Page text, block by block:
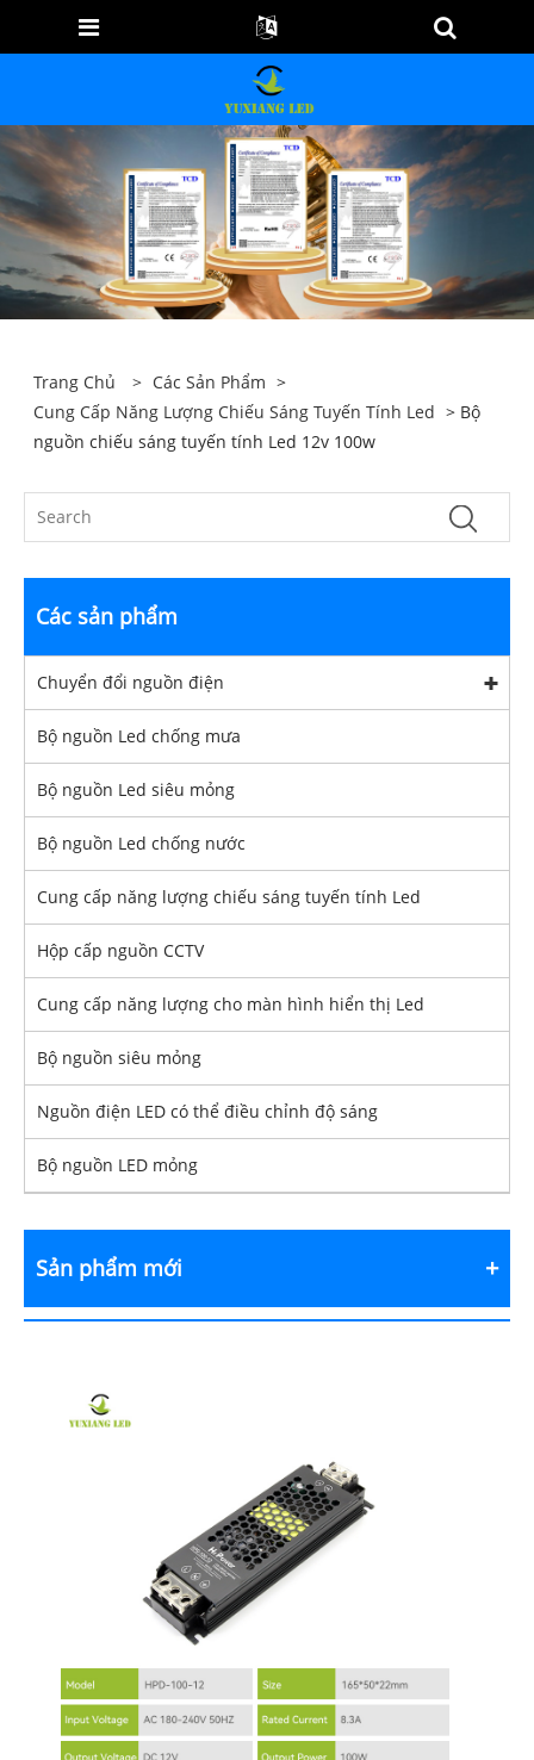
Trang Chủ > Các Sản Phẩm >
Cung Cấp Năng Lượng Chiếu Sáng Tuyến Tính Led > Bộ
nguồn chiếu sáng tuyến tính Led 12v 100w
Các sản phẩm
Chuyển đổi nguồn điện
Bộ nguồn Led chống mưa
Bộ nguồn Led siêu mỏng
Bộ nguồn Led chống nước
Cung cấp năng lượng chiếu sáng tuyến tính Led
Hộp cấp nguồn CCTV
Cung cấp năng lượng cho màn hình hiển thị Led
Bộ nguồn siêu mỏng
Nguồn điện LED có thể điều chỉnh độ sáng
Bộ nguồn LED mỏng
Sản phẩm mới